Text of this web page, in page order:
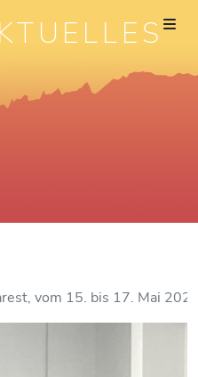
vom 15. bis 17. Mai